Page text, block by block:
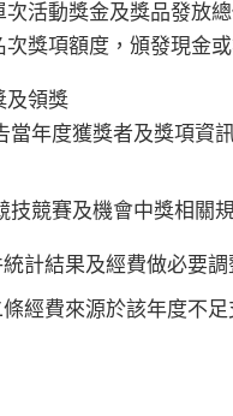
次活動獎金及獎品發放
次獎項額度，頒發現金
及領獎
年度獲獎者及獎項資
競賽及機會中獎相關
計結果及經費做必要調
經費來源於該年度不